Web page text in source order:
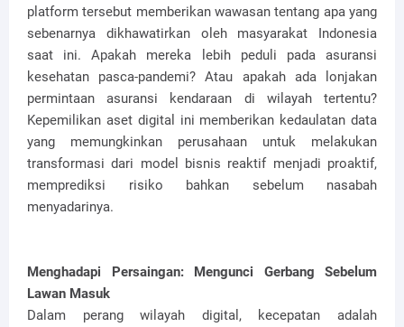
platform tersebut memberikan wawasan tentang apa yang
sebenarnya dikhawatirkan oleh masyarakat Indonesia
saat ini. Apakah mereka lebih peduli pada asuransi
kesehatan pasca-pandemi? Atau apakah ada lonjakan
permintaan asuransi kendaraan di wilayah tertentu?
Kepemilikan aset digital ini memberikan kedaulatan data
yang memungkinkan perusahaan untuk melakukan
transformasi dari model bisnis reaktif menjadi proaktif,
memprediksi risiko bahkan sebelum nasabah
menyadarinya.
Menghadapi Persaingan: Mengunci Gerbang Sebelum
Lawan Masuk
Dalam perang wilayah digital, kecepatan adalah